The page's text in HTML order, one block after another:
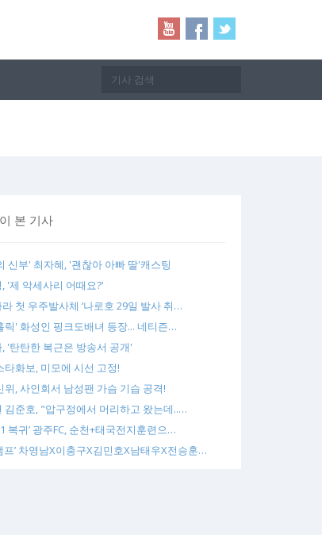
본 기사
신부' 최자혜, '괜찮아 아빠 딸'캐스팅
'제 악세사리 어때요?'
첫 우주발사체 ‘나로호 29일 발사 취…
릭' 화성인 핑크도배녀 등장... 네티즌…
'탄탄한 복근은 방송서 공개'
타화보, 미모에 시선 고정!
위, 사인회서 남성팬 가슴 기습 공격!
김준호, "압구정에서 머리하고 왔는데..…
1 복귀’ 광주FC, 순천+태국전지훈련으…
프’ 차영남X이충구X김민호X남태우X전승훈…